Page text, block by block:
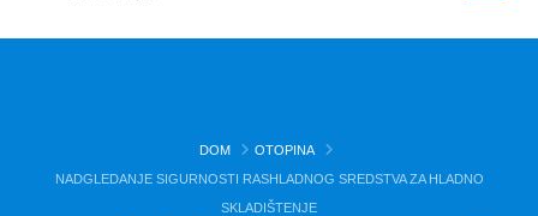
DOM
OTOPINA
NADGLEDANJE SIGURNOSTI RASHLADNOG SREDSTVA ZA HLADNO
SKLADIŠTENJE